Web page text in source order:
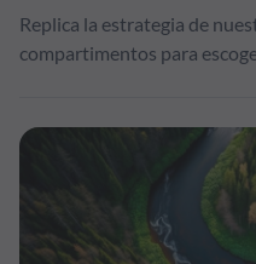
Replica la estrategia de
compartimentos para